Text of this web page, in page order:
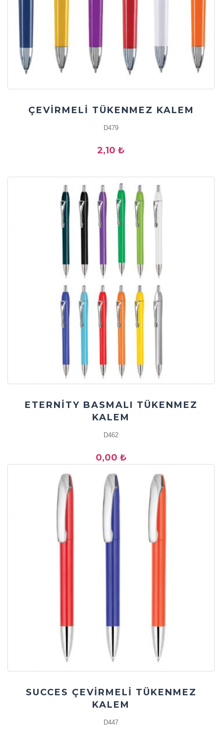
ÇEVİRMELİ TÜKENMEZ KALEM
D479
2,10 ₺
ETERNİTY BASMALI TÜKENMEZ
KALEM
D462
0,00 ₺
SUCCES ÇEVİRMELİ TÜKENMEZ
KALEM
D447